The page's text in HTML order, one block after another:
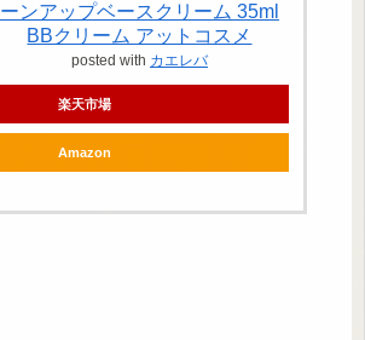
ーンアップベースクリーム 35ml
BBクリーム アットコスメ
posted with カエレバ
楽天市場
Amazon